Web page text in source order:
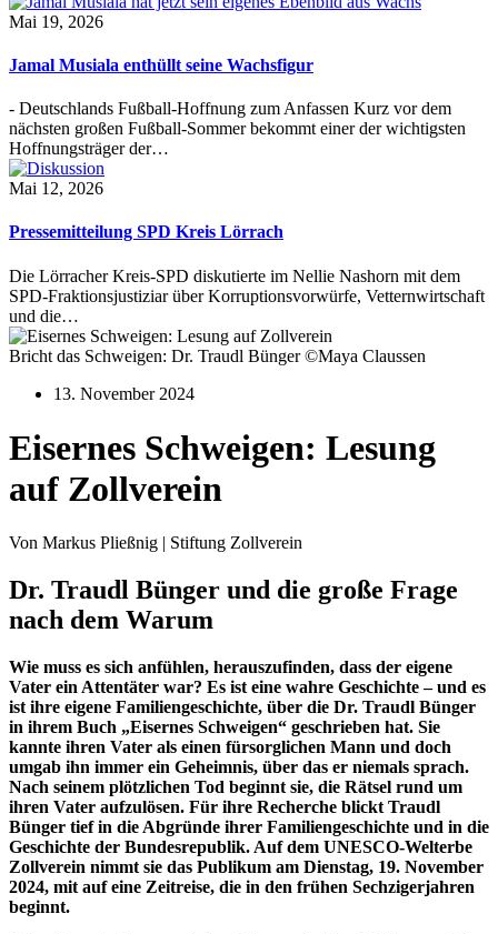
Mai 19, 2026
Jamal Musiala enthüllt seine Wachsfigur
- Deutschlands Fußball-Hoffnung zum Anfassen Kurz vor dem
nächsten großen Fußball-Sommer bekommt einer der wichtigsten
Hoffnungsträger der…
Mai 12, 2026
Pressemitteilung SPD Kreis Lörrach
Die Lörracher Kreis-SPD diskutierte im Nellie Nashorn mit dem
SPD-Fraktionsjustiziar über Korruptionsvorwürfe, Vetternwirtschaft
und die…
Bricht das Schweigen: Dr. Traudl Bünger ©Maya Claussen
13. November 2024
Eisernes Schweigen: Lesung
auf Zollverein
Von Markus Pließnig | Stiftung Zollverein
Dr. Traudl Bünger und die große Frage
nach dem Warum
Wie muss es sich anfühlen, herauszufinden, dass der eigene
Vater ein Attentäter war? Es ist eine wahre Geschichte – und es
ist ihre eigene Familiengeschichte, über die Dr. Traudl Bünger
in ihrem Buch „Eisernes Schweigen“ geschrieben hat. Sie
kannte ihren Vater als einen fürsorglichen Mann und doch
umgab ihn immer ein Geheimnis, über das er niemals sprach.
Nach seinem plötzlichen Tod beginnt sie, die Rätsel rund um
ihren Vater aufzulösen. Für ihre Recherche blickt Traudl
Bünger tief in die Abgründe ihrer Familiengeschichte und in die
Geschichte der Bundesrepublik. Auf dem UNESCO-Welterbe
Zollverein nimmt sie das Publikum am Dienstag, 19. November
2024, mit auf eine Zeitreise, die in den frühen Sechzigerjahren
beginnt.